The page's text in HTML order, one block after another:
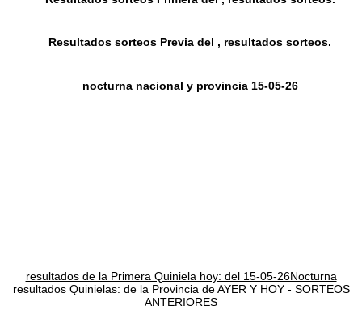
Resultados sorteos Previa del , resultados sorteos.
nocturna nacional y provincia 15-05-26
resultados de la Primera Quiniela hoy: del 15-05-26Nocturna
resultados Quinielas: de la Provincia de AYER Y HOY - SORTEOS
ANTERIORES